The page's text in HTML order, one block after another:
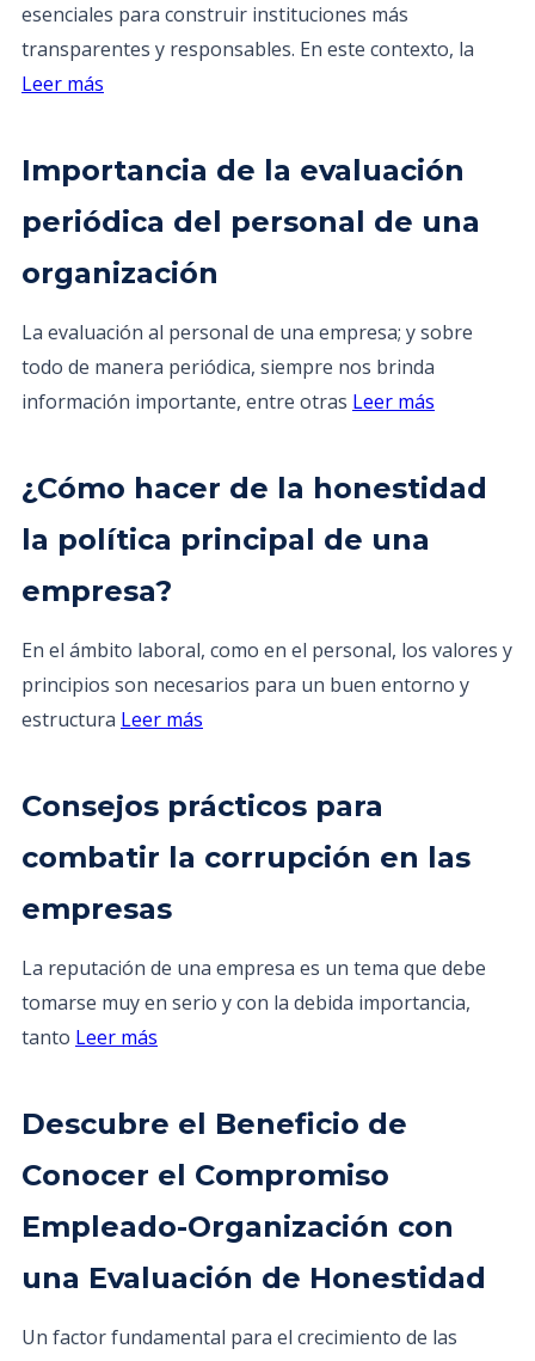
esenciales para construir instituciones más
transparentes y responsables. En este contexto, la
Leer más
Importancia de la evaluación
periódica del personal de una
organización
La evaluación al personal de una empresa; y sobre
todo de manera periódica, siempre nos brinda
información importante, entre otras Leer más
¿Cómo hacer de la honestidad
la política principal de una
empresa?
En el ámbito laboral, como en el personal, los valores y
principios son necesarios para un buen entorno y
estructura Leer más
Consejos prácticos para
combatir la corrupción en las
empresas
La reputación de una empresa es un tema que debe
tomarse muy en serio y con la debida importancia,
tanto Leer más
Descubre el Beneficio de
Conocer el Compromiso
Empleado-Organización con
una Evaluación de Honestidad
Un factor fundamental para el crecimiento de las